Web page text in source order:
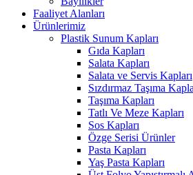
Faaliyet Alanları
Ürünlerimiz
Plastik Sunum Kapları
Gıda Kapları
Salata Kapları
Salata ve Servis Kapları
Sızdırmaz Taşıma
Taşıma Kapları
Tatlı Ve Meze Kapları
Sos Kapları
Özge Serisi Ürünler
Pasta Kapları
Yaş Pasta Kapları